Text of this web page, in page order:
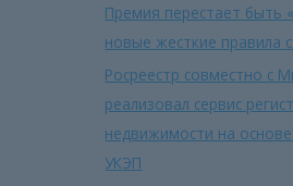
Премия перестает быть
новые жесткие правила
Росреестр совместно с
реализовал сервис
недвижимости на
УКЭП